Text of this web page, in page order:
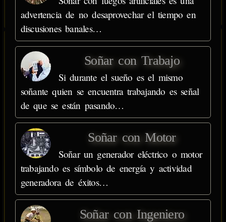
advertencia de no desaprovechar el tiempo en
discusiones banales…
Soñar con Trabajo
Si durante el sueño es el mismo
soñante quien se encuentra trabajando es señal
de que se están pasando…
Soñar con Motor
Soñar un generador eléctrico o motor
trabajando es símbolo de energía y actividad
generadora de éxitos…
Soñar con Ingeniero